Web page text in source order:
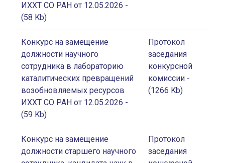
ИХХТ СО РАН от 12.05.2026 -
(58 Kb)
Конкурс на замещение
должности научного
сотрудника в лабораторию
каталитических превращений
возобновляемых ресурсов
ИХХТ СО РАН от 12.05.2026 -
(59 Kb)
Протокол
заседания
конкурсной
комиссии -
(1266 Kb)
Конкурс на замещение
должности старшего научного
Протокол
заседания